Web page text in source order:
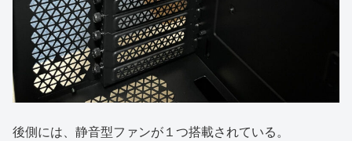
後側には、静音型ファンが１つ搭載されている。